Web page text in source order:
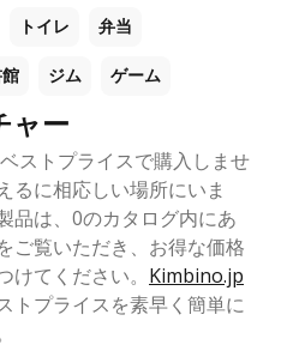
トイレ 弁当
館 ジム ゲーム
ャー
ストプライスで購入しませ
るに相応しい場所にいま
品は、0のカタログ内にあ
ご覧いただき、お得な価格
てください。 Kimbino.jp
トプライスを素早く簡単に